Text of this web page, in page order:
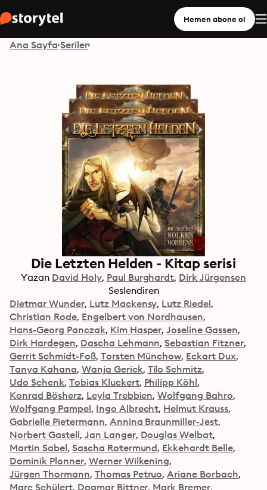
Hemen abone ol
Ana Sayfa Seriler
Die Letzten Helden - Kitap serisi
Yazan David Holy Paul Burghardt Dirk Jürgensen
Seslendiren
Dietmar Wunder Lutz Mackensy Lutz Riedel
Christian Rode Engelbert von Nordhausen
Hans-Georg Panczak Kim Hasper Joseline Gassen
Dirk Hardegen Dascha Lehmann Sebastian Fitzner
Gerrit Schmidt-Foß Torsten Münchow Eckart Dux
Tanya Kahana Wanja Gerick Tilo Schmitz
Udo Schenk Tobias Kluckert Philipp Köhl
Konrad Bösherz Leyla Trebbien Wolfgang Bahro
Wolfgang Pampel Ingo Albrecht Helmut Krauss
Gabrielle Pietermann Annina Braunmiller-Jest
Norbert Gastell Jan Langer Douglas Welbat
Martin Sabel Sascha Rotermund Ekkehardt Belle
Dominik Plonner Werner Wilkening
Jürgen Thormann Thomas Petruo Ariane Borbach
Marc Schülert Dagmar Bittner Mark Bremer